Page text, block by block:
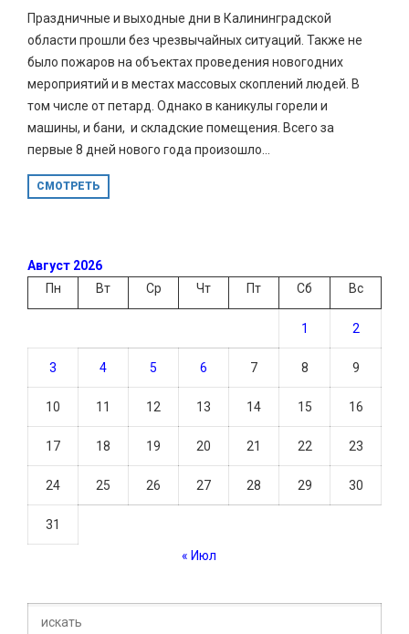
Праздничные и выходные дни в Калининградской
области прошли без чрезвычайных ситуаций. Также не
было пожаров на объектах проведения новогодних
мероприятий и в местах массовых скоплений людей. В
том числе от петард. Однако в каникулы горели и
машины, и бани, и складские помещения. Всего за
первые 8 дней нового года произошло...
СМОТРЕТЬ
Август 2026
Пн
Вт Ср Чт Пт Сб Вс
1 2
3 4 5 6 7 8 9
10 11 12 13 14 15 16
17 18 19 20 21 22 23
24 25 26 27 28 29 30
31
« Июл